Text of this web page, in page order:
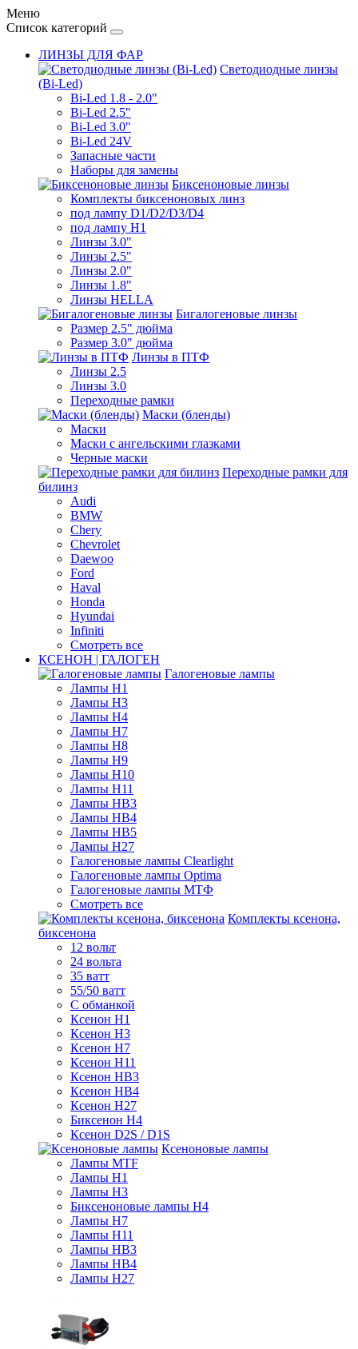
Меню
Список категорий
ЛИНЗЫ ДЛЯ ФАР
Светодиодные линзы
(Bi-Led)
Bi-Led 1.8 - 2.0"
Bi-Led 2.5"
Bi-Led 3.0"
Bi-Led 24V
Запасные части
Наборы для замены
Биксеноновые линзы
Комплекты биксеноновых линз
под лампу D1/D2/D3/D4
под лампу Н1
Линзы 3.0"
Линзы 2.5"
Линзы 2.0"
Линзы 1.8"
Линзы HELLA
Бигалогеновые линзы
Размер 2.5" дюйма
Размер 3.0" дюйма
Линзы в ПТФ
Линзы 2.5
Линзы 3.0
Переходные рамки
Маски (бленды)
Маски
Маски с ангельскими глазками
Черные маски
Переходные рамки для
билинз
Audi
BMW
Chery
Chevrolet
Daewoo
Ford
Haval
Honda
Hyundai
Infiniti
Смотреть все
КСЕНОН | ГАЛОГЕН
Галогеновые лампы
Лампы H1
Лампы H3
Лампы H4
Лампы H7
Лампы H8
Лампы H9
Лампы H10
Лампы H11
Лампы HB3
Лампы HB4
Лампы HB5
Лампы H27
Галогеновые лампы Clearlight
Галогеновые лампы Optima
Галогеновые лампы МТФ
Смотреть все
Комплекты ксенона,
биксенона
12 вольт
24 вольта
35 ватт
55/50 ватт
С обманкой
Ксенон H1
Ксенон H3
Ксенон H7
Ксенон H11
Ксенон HB3
Ксенон HB4
Ксенон H27
Биксенон H4
Ксенон D2S / D1S
Ксеноновые лампы
Лампы MTF
Лампы H1
Лампы H3
Биксеноновые лампы H4
Лампы H7
Лампы H11
Лампы HB3
Лампы HB4
Лампы H27